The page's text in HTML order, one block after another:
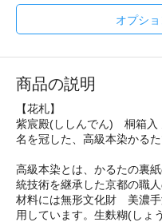
オプシ
商品の説明
【花札】
紫宸殿(ししんでん) 桐箱入
名を冠した、高級本染かるた
高級本染とは、かるたの裏
統技術を継承した京都の職人
材料には無形文化財 美濃手
用しています。生麩糊(しょ